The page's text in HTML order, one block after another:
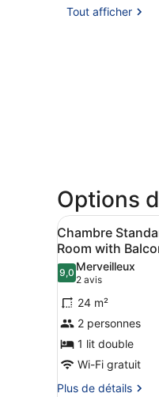
Tout afficher
Options
Afficher
toutes
les
photos
pour
ce
type
de
chambre :
Chambre
1
Chambre
Room with
9,09,0 sur 10
Merveilleux
2 avis
(2 avis)
24 m²
2 personnes
1 lit double
Wi-Fi gratuit
Plus de détails
Plus